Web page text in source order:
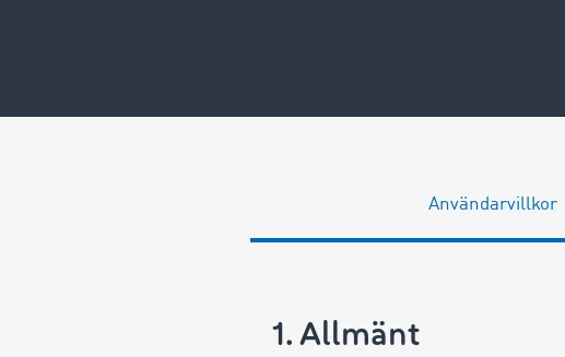
Användarvillkor
1. Allmänt